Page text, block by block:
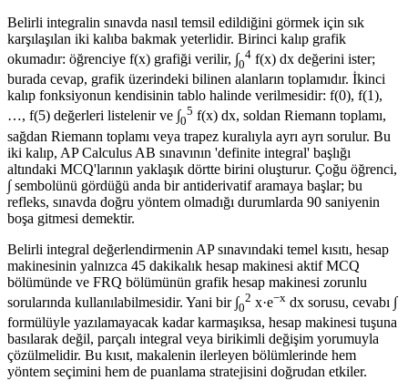
Belirli integralin sınavda nasıl temsil edildiğini görmek için sık
karşılaşılan iki kalıba bakmak yeterlidir. Birinci kalıp grafik
okumadır: öğrenciye f(x) grafiği verilir, ∫0
4 f(x) dx değerini ister;
burada cevap, grafik üzerindeki bilinen alanların toplamıdır. İkinci
kalıp fonksiyonun kendisinin tablo halinde verilmesidir: f(0), f(1),
…, f(5) değerleri listelenir ve ∫0
5 f(x) dx, soldan Riemann toplamı,
sağdan Riemann toplamı veya trapez kuralıyla ayrı ayrı sorulur. Bu
iki kalıp, AP Calculus AB sınavının 'definite integral' başlığı
altındaki MCQ'larının yaklaşık dörtte birini oluşturur. Çoğu öğrenci,
∫ sembolünü gördüğü anda bir antiderivatif aramaya başlar; bu
refleks, sınavda doğru yöntem olmadığı durumlarda 90 saniyenin
boşa gitmesi demektir.
Belirli integral değerlendirmenin AP sınavındaki temel kısıtı, hesap
makinesinin yalnızca 45 dakikalık hesap makinesi aktif MCQ
bölümünde ve FRQ bölümünün grafik hesap makinesi zorunlu
sorularında kullanılabilmesidir. Yani bir ∫0
2 x·e−x dx sorusu, cevabı ∫
formülüyle yazılamayacak kadar karmaşıksa, hesap makinesi tuşuna
basılarak değil, parçalı integral veya birikimli değişim yorumuyla
çözülmelidir. Bu kısıt, makalenin ilerleyen bölümlerinde hem
yöntem seçimini hem de puanlama stratejisini doğrudan etkiler.